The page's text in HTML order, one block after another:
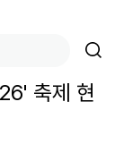
축제 현